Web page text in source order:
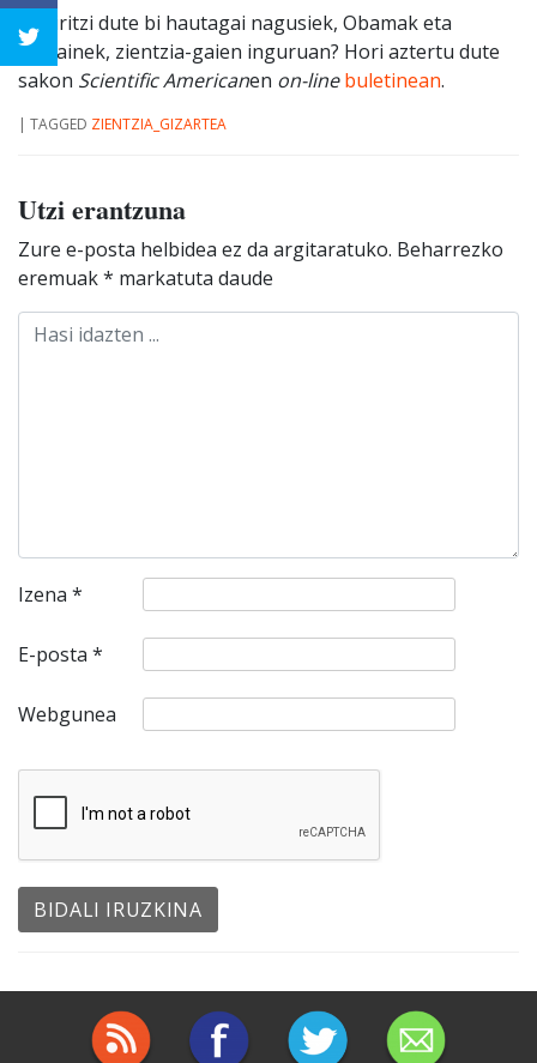
Zer iritzi dute bi hautagai nagusiek, Obamak eta
McCainek, zientzia-gaien inguruan? Hori aztertu dute
sakon Scientific Americanen on-line buletinean.
| TAGGED ZIENTZIA_GIZARTEA
Utzi erantzuna
Zure e-posta helbidea ez da argitaratuko. Beharrezko
eremuak* markatuta daude
Izena *
E-posta *
Webgunea